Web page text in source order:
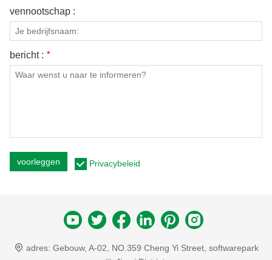
vennootschap :
bericht : *
voorleggen Privacybeleid
adres: Gebouw, A-02, NO.359 Cheng Yi Street, softwarepark